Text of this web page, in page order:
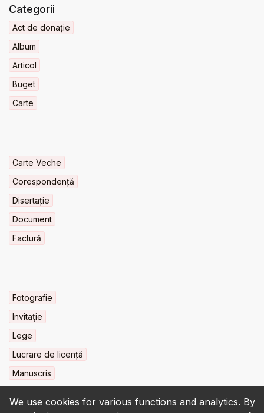
We use cookies for various functions and analytics. By
Categorii
Act de donație
Album
Articol
Buget
Carte
Carte Veche
Corespondență
Disertație
Document
Factură
Fotografie
Invitaţie
Lege
Lucrare de licență
Manuscris